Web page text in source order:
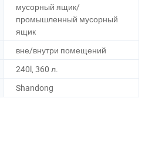
мусорный ящик/
промышленный мусорный
ящик
вне/внутри помещений
240l, 360 л.
Shandong